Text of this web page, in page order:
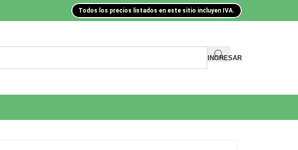
Todos los precios listados en este sitio incluyen IVA.
INGRESAR